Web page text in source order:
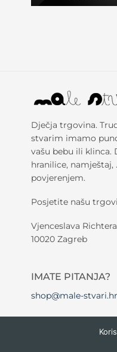
Dječja trgovina.
stvarim imamo
vašu bebu ili klinca.
hranilice,
povjerenjem.
Posjetite našu
Vjenceslava
10020 Zagreb
IMATE PITANJA?
shop@male-stvari.hr
Copyright 2026 ©